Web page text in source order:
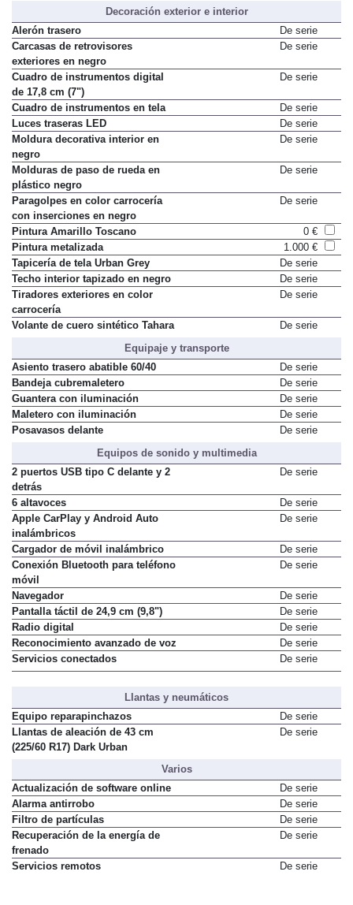
Decoración exterior e interior
Alerón trasero
De serie
Carcasas de retrovisores
exteriores en negro
De serie
Cuadro de instrumentos digital
de 17,8 cm (7")
De serie
Cuadro de instrumentos en tela
De serie
Luces traseras LED
De serie
Moldura decorativa interior en
negro
De serie
Molduras de paso de rueda en
plástico negro
De serie
Paragolpes en color carrocería
con inserciones en negro
De serie
Pintura Amarillo Toscano
0 €
Pintura metalizada
1.000 €
Tapicería de tela Urban Grey
De serie
Techo interior tapizado en negro
De serie
Tiradores exteriores en color
carrocería
De serie
Volante de cuero sintético Tahara
De serie
Equipaje y transporte
Asiento trasero abatible 60/40
De serie
Bandeja cubremaletero
De serie
Guantera con iluminación
De serie
Maletero con iluminación
De serie
Posavasos delante
De serie
Equipos de sonido y multimedia
2 puertos USB tipo C delante y 2
detrás
De serie
6 altavoces
De serie
Apple CarPlay y Android Auto
inalámbricos
De serie
Cargador de móvil inalámbrico
De serie
Conexión Bluetooth para teléfono
móvil
De serie
Navegador
De serie
Pantalla táctil de 24,9 cm (9,8")
De serie
Radio digital
De serie
Reconocimiento avanzado de voz
De serie
Servicios conectados
De serie
Llantas y neumáticos
Equipo reparapinchazos
De serie
Llantas de aleación de 43 cm
(225/60 R17) Dark Urban
De serie
Varios
Actualización de software online
De serie
Alarma antirrobo
De serie
Filtro de partículas
De serie
Recuperación de la energía de
frenado
De serie
Servicios remotos De serie